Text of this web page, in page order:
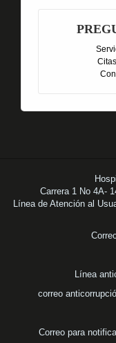
Carrera 1 No 4A-
Línea de Atención al
Línea
correo
Correo para